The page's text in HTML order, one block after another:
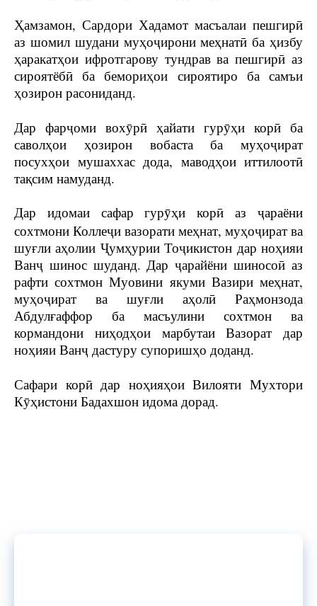
Ҳамзамон, Сардори Хадамот масъалаи пешгирӣ
аз шомил шудани муҳоҷирони меҳнатӣ ба ҳизбу
ҳаракатҳои ифротгарову тундрав ва пешгирӣ аз
сироятёбӣ ба бемориҳои сироятиро ба самъи
ҳозирон расониданд.
Дар фарҷоми вохӯрӣ ҳайати гурӯҳи корӣ ба
саволҳои ҳозирон вобаста ба муҳоҷират
посухҳои мушаххас дода, маводҳои иттилоотӣ
тақсим намуданд.
Дар идомаи сафар гурӯҳи корӣ аз ҷараёни
сохтмони Коллеҷи вазорати меҳнат, муҳоҷират ва
шуғли аҳолии Ҷумҳурии Тоҷикистон дар ноҳияи
Ванҷ шинос шуданд. Дар ҷарайёни шиносоӣ аз
рафти сохтмон Муовини якуми Вазири меҳнат,
муҳоҷират ва шуғли аҳолӣ Раҳмонзода
Абдулғаффор ба масъулини сохтмон ва
кормандони ниҳодҳои марбутаи Вазорат дар
ноҳияи Ванҷ дастуру супоришҳо доданд.
Сафари корӣ дар ноҳияҳои Вилояти Мухтори
Кӯҳистони Бадахшон идома дорад.